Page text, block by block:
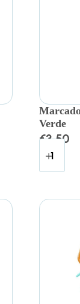
Verde
€3.50